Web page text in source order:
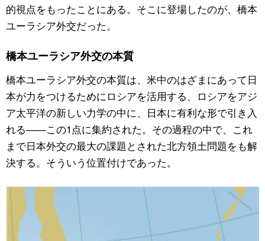
的視点をもったことにある。そこに登場したのが、橋本
ユーラシア外交だった。
橋本ユーラシア外交の本質
橋本ユーラシア外交の本質は、米中のはざまにあって日
本が力をつけるためにロシアを活用する、ロシアをアジ
ア太平洋の新しい力学の中に、日本に有利な形で引き入
れる――この1点に集約された。その過程の中で、これ
まで日本外交の最大の課題とされた北方領土問題をも解
決する。そういう位置付けであった。